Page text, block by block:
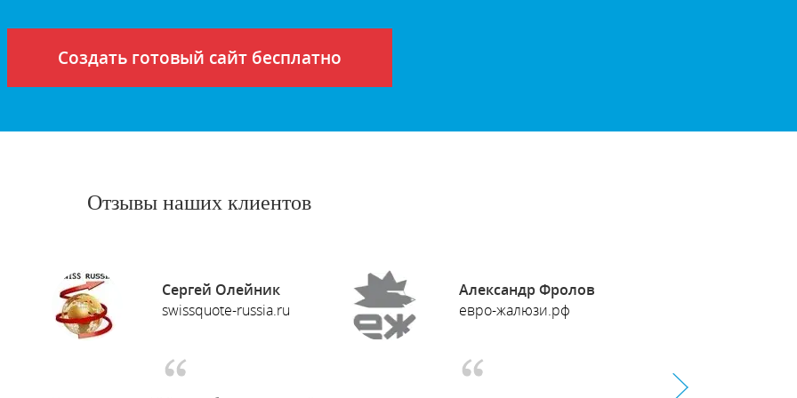
Создать готовый сайт бесплатно
Отзывы наших клиентов
Сергей Олейник
swissquote-russia.ru
Александр Фролов
евро-жалюзи.рф